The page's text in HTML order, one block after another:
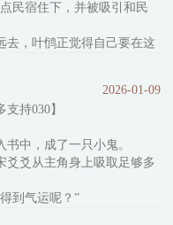
民宿住下，并被吸引和民
去，叶鸻正觉得自己要在这
了突然到来的盛择风。
·择风，没轻没重地闯入了
头看向他，挑起眉得意地
2026-01-09
持030】
中，成了一只小鬼。
爻爻从主角身上吸取足够多
到气运呢？”
品、肢体接触、□□交换，